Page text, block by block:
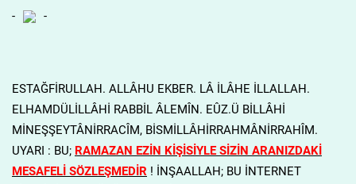
- -
ESTAĞFİRULLAH. ALLÂHU EKBER. LÂ İLÂHE İLLALLAH.
ELHAMDÜLİLLÂHİ RABBİL ÂLEMÎN. EÛZ.Ü BİLLÂHİ
MİNEŞŞEYTÂNİRRACÎM, BİSMİLLÂHİRRAHMÂNİRRAHÎM.
UYARI : BU; RAMAZAN EZİN KİŞİSİYLE SİZİN ARANIZDAKİ
MESAFELİ SÖZLEŞMEDİR! İNŞAALLAH; BU İNTERNET